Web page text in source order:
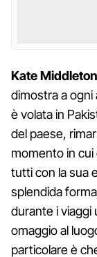
Kate Middleton
dimostra a ogni
è volata in
del paese,
momento in cui
tutti con la sua
splendida
durante i viaggi
omaggio al
particolare è